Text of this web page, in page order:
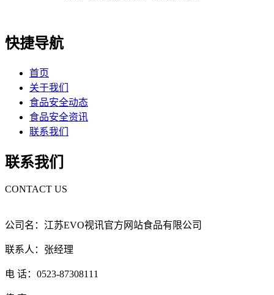
快捷导航
首页
关于我们
食品安全动态
食品安全资讯
联系我们
联系我们
CONTACT US
公司名：江苏EVO视讯官方网站食品有限公司
联系人：张经理
电 话：0523-87308111